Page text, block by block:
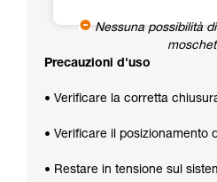
Nessuna possibilità
Precauzioni d'uso
• Verificare la corretta
• Verificare il posizionamento
• Restare in tensione sul